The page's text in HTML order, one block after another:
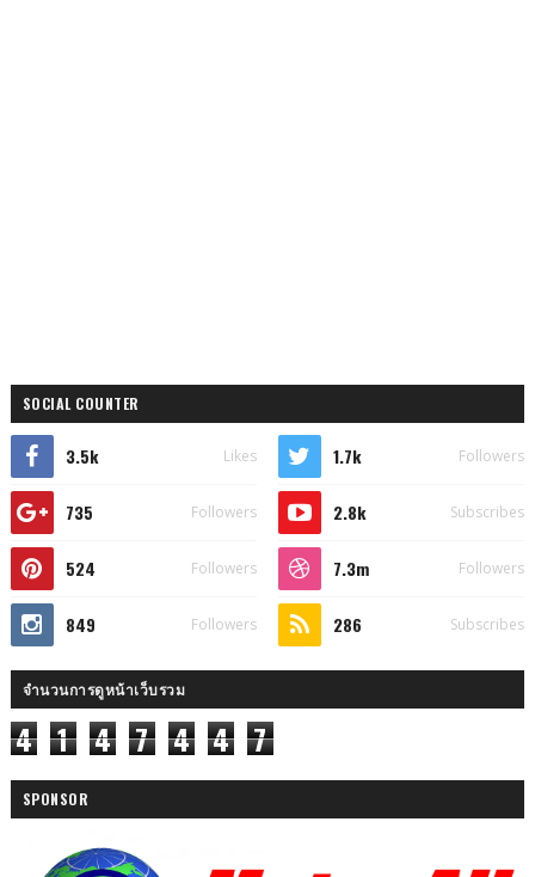
SOCIAL COUNTER
3.5k Likes 1.7k Followers
735 Followers 2.8k Subscribes
524 Followers 7.3m Followers
849 Followers 286 Subscribes
จำนวนการดูหน้าเว็บรวม
4 1 4 7 4 4 7
SPONSOR